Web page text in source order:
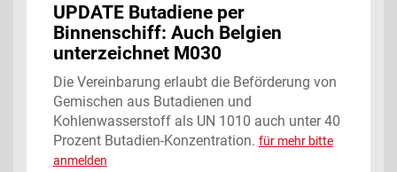
UPDATE Butadiene per
Binnenschiff: Auch Belgien
unterzeichnet M030
Die Vereinbarung erlaubt die Beförderung von
Gemischen aus Butadienen und
Kohlenwasserstoff als UN 1010 auch unter 40
Prozent Butadien-Konzentration. für mehr bitte
anmelden